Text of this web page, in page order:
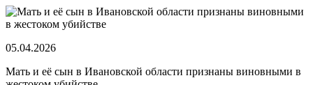
05.04.2026
Мать и её сын в Ивановской области признаны виновными в